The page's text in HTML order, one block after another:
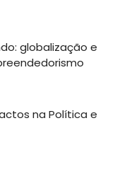
globalização e
na Política e